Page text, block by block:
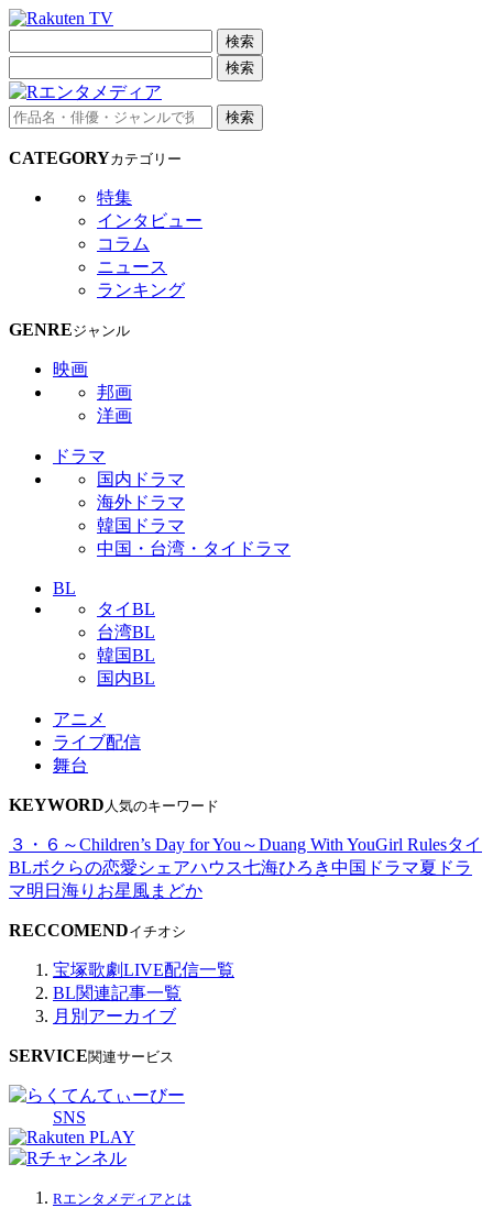
検索
検索
検索
CATEGORYカテゴリー
特集
インタビュー
コラム
ニュース
ランキング
GENREジャンル
映画
邦画
洋画
ドラマ
国内ドラマ
海外ドラマ
韓国ドラマ
中国・台湾・タイドラマ
BL
タイBL
台湾BL
韓国BL
国内BL
アニメ
ライブ配信
舞台
KEYWORD 人気のキーワード
３・６～Children’s Day for You～Duang With YouGirl Rulesタイ
BLボクらの恋愛シェアハウス七海ひろき中国ドラマ夏ドラ
マ明日海りお星風まどか
RECCOMENDイチオシ
宝塚歌劇LIVE配信一覧
BL関連記事一覧
月別アーカイブ
SERVICE関連サービス
SNS
Rエンタメディアとは